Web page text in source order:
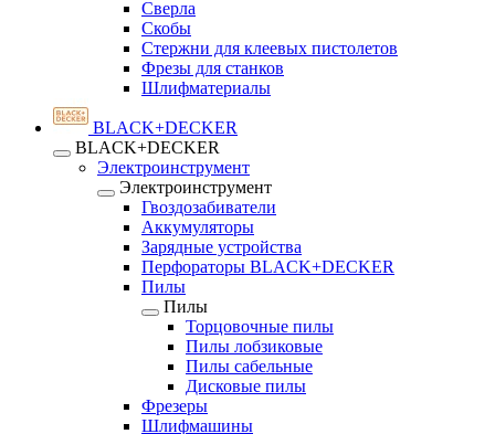
Сверла
Скобы
Стержни для клеевых пистолетов
Фрезы для станков
Шлифматериалы
BLACK+DECKER
BLACK+DECKER
Электроинструмент
Электроинструмент
Гвоздозабиватели
Аккумуляторы
Зарядные устройства
Перфораторы BLACK+DECKER
Пилы
Пилы
Торцовочные пилы
Пилы лобзиковые
Пилы сабельные
Дисковые пилы
Фрезеры
Шлифмашины